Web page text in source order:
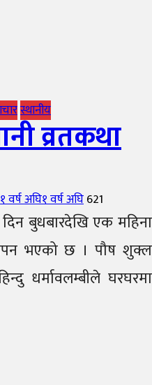
स्थानीय
व्रतकथा
१ वर्ष अघि१ वर्ष अघि621
बुधबारदेखि एक महिना
भएको छ । पौष शुक्ल
धर्मावलम्बीले घरघरमा